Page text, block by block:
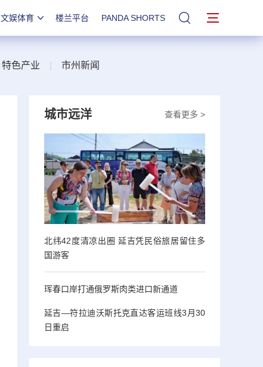
文娱体育 楼兰平台 PANDA SHORTS 站内搜索
特色产业 市州新闻
查看更多 >
城市远洋
北纬42度清凉出圈 延吉凭民俗旅居留住多
国游客
珲春口岸打通俄罗斯肉类进口新通道
延吉—符拉迪沃斯托克直达客运班线3月30
日重启